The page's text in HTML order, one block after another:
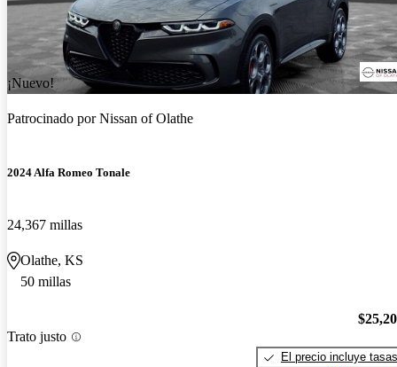
¡Nuevo!
Patrocinado porNissan of Olathe
2024 Alfa Romeo Tonale
24,367 millas
Olathe, KS
50 millas
Trato justo
El precio incluye tasas